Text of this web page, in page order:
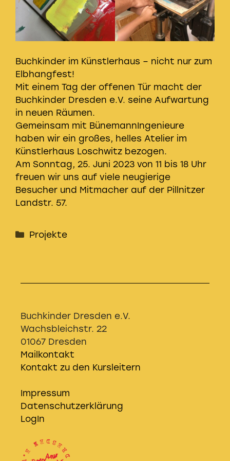
Buchkinder im Künstlerhaus – nicht nur zum
Elbhangfest!
Mit einem Tag der offenen Tür macht der
Buchkinder Dresden e.V. seine Aufwartung
in neuen Räumen.
Gemeinsam mit BünemannIngenieure
haben wir ein großes, helles Atelier im
Künstlerhaus Loschwitz bezogen.
Am Sonntag, 25. Juni 2023 von 11 bis 18 Uhr
freuen wir uns auf viele neugierige
Besucher und Mitmacher auf der Pillnitzer
Landstr. 57.
Kategorien
Projekte
Buchkinder Dresden e.V.
Wachsbleichstr. 22
01067 Dresden
Mailkontakt
Kontakt zu den Kursleitern
Impressum
Datenschutzerklärung
LogIn